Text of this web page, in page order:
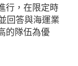
行，在限定時
回答與海運業
的隊伍為優